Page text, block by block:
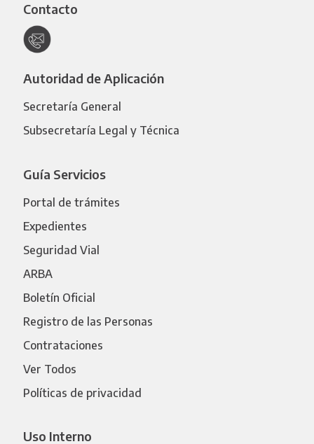
Contacto
Autoridad de Aplicación
Secretaría General
Subsecretaría Legal y Técnica
Guía Servicios
Portal de trámites
Expedientes
Seguridad Vial
ARBA
Boletín Oficial
Registro de las Personas
Contrataciones
Ver Todos
Políticas de privacidad
Uso Interno